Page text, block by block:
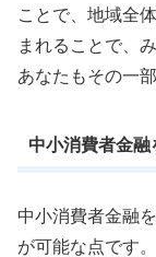
ことで、地域全
まれることで、
あなたもその一
中小消費者金融
中小消費者金融
が可能な点です